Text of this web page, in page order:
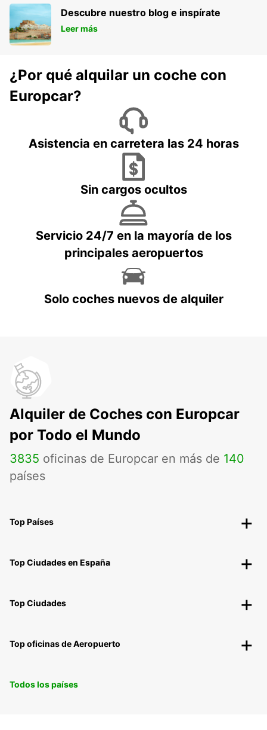
Descubre nuestro blog e inspírate
Leer más
¿Por qué alquilar un coche con
Europcar?
Asistencia en carretera las 24 horas
Sin cargos ocultos
Servicio 24/7 en la mayoría de los
principales aeropuertos
Solo coches nuevos de alquiler
Alquiler de Coches con Europcar
por Todo el Mundo
3835 oficinas de Europcar en más de 140
países
Top Países
Top Ciudades en España
Top Ciudades
Top oficinas de Aeropuerto
Todos los países